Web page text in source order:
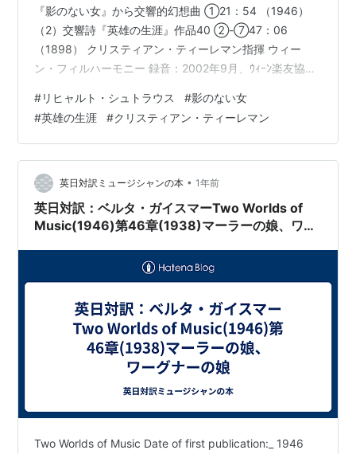
『影のない女』から交響的幻想曲 ①21：54 （1946）
（2）交響詩『英雄の生涯』作品40 ②-⑦47：06
（1898） クリスティアン・ティーレマン指揮 ウィー
ン・フィルハーモニー 録音：2002年9月、ｳｨｰﾝ楽友協会
2003 ﾄﾞｲﾂｸﾞﾗﾓﾌｫﾝ/輸入/中古 ＜★★★★＞ しばらく前
にメットの『サロメ』の映画の鑑賞記をアップした時、
おしまいに 書いた通りで、「ヘェー、こんな曲あるねん
なぁ」と思ったのがきっかけ。 超名作ぞろいのR・シュ
トラウスの管弦…
#リヒャルト・シュトラウス #影のない女
#英雄の生涯 #クリスティアン・ティーレマン
英日対訳ミュージシャンの本 • 1年前
英日対訳：ベルタ・ガイスマーTwo Worlds of
Music(1946)第46章(1938)マーラーの娘、ワー
Two Worlds of Music Date of first publication:_ 1946